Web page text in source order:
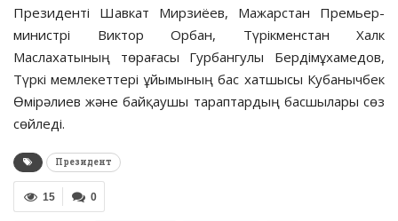
Президенті Шавкат Мирзиёев, Мажарстан Премьер-
министрі Виктор Орбан, Түрікменстан Халк
Маслахатының төрағасы Гурбангулы Бердімұхамедов,
Түркі мемлекеттері ұйымының бас хатшысы Кубанычбек
Өмірәлиев және байқаушы тараптардың басшылары сөз
сөйледі.
Президент
0
15